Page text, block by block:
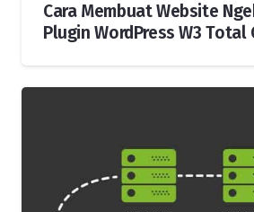
Cara Membuat Website
Plugin WordPress W3 Total